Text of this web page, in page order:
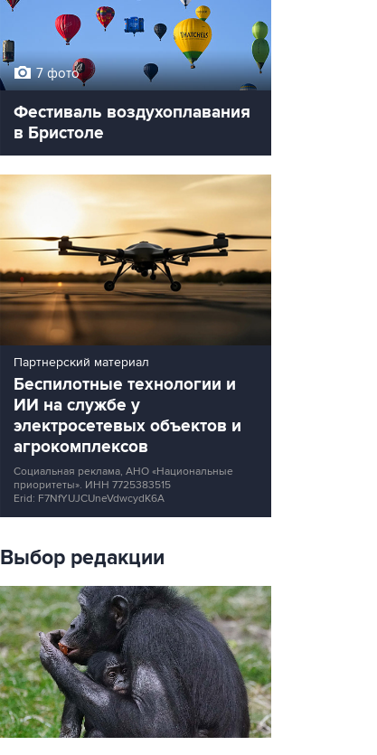
7 фото
Фестиваль воздухоплавания
в Бристоле
Партнерский материал
Беспилотные технологии и
ИИ на службе у
электросетевых объектов и
агрокомплексов
Социальная реклама, АНО «Национальные
приоритеты». ИНН 7725383515
Erid: F7NfYUJCUneVdwcydK6A
Выбор редакции